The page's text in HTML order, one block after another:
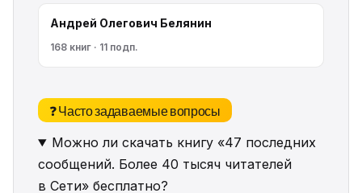
Андрей Олегович Белянин
168 книг · 11 подп.
❓ Часто задаваемые вопросы
Можно ли скачать книгу «47 последних
сообщений. Более 40 тысяч читателей
в Сети» бесплатно?